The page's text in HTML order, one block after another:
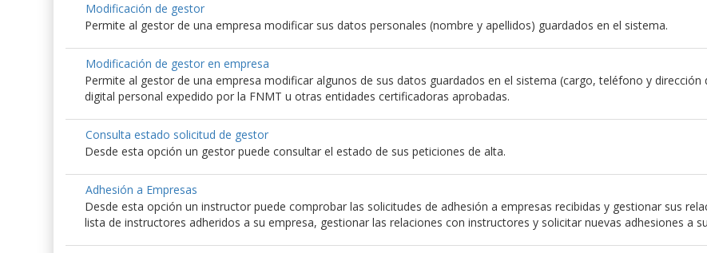
Modificación de gestor
Permite al gestor de una empresa modificar sus datos personales (nombre y apellidos) guardados en el sistema.
Modificación de gestor en empresa
Permite al gestor de una empresa modificar algunos de sus datos guardados en el sistema (cargo, teléfono y
digital personal expedido por la FNMT u otras entidades certificadoras aprobadas.
Consulta estado solicitud de gestor
Desde esta opción un gestor puede consultar el estado de sus peticiones de alta.
Adhesión a Empresas
Desde esta opción un instructor puede comprobar las solicitudes de adhesión a empresas recibidas y gestionar sus
lista de instructores adheridos a su empresa, gestionar las relaciones con instructores y solicitar nuevas adhesiones a